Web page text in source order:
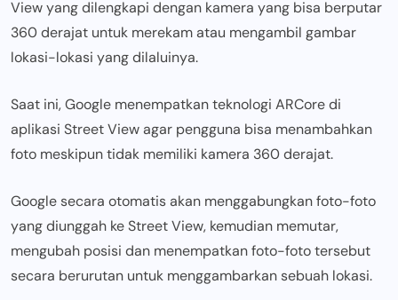
View yang dilengkapi dengan kamera yang bisa berputar
360 derajat untuk merekam atau mengambil gambar
lokasi-lokasi yang dilaluinya.
Saat ini, Google menempatkan teknologi ARCore di
aplikasi Street View agar pengguna bisa menambahkan
foto meskipun tidak memiliki kamera 360 derajat.
Google secara otomatis akan menggabungkan foto-foto
yang diunggah ke Street View, kemudian memutar,
mengubah posisi dan menempatkan foto-foto tersebut
secara berurutan untuk menggambarkan sebuah lokasi.